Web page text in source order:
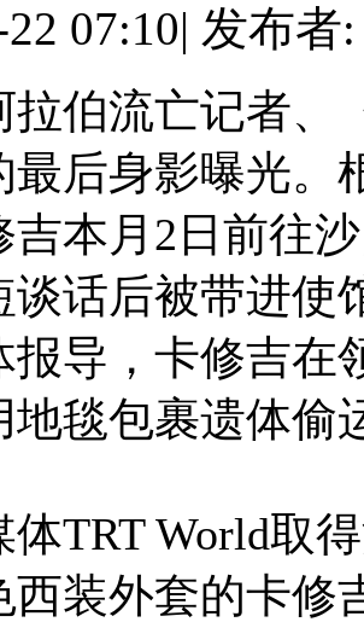
07:10| 发布者
拉伯流亡记者、
最后身影曝光。
吉本月2日前往
谈话后被带进使
报导，卡修吉在
地毯包裹遗体偷
体TRT World取
西装外套的卡修